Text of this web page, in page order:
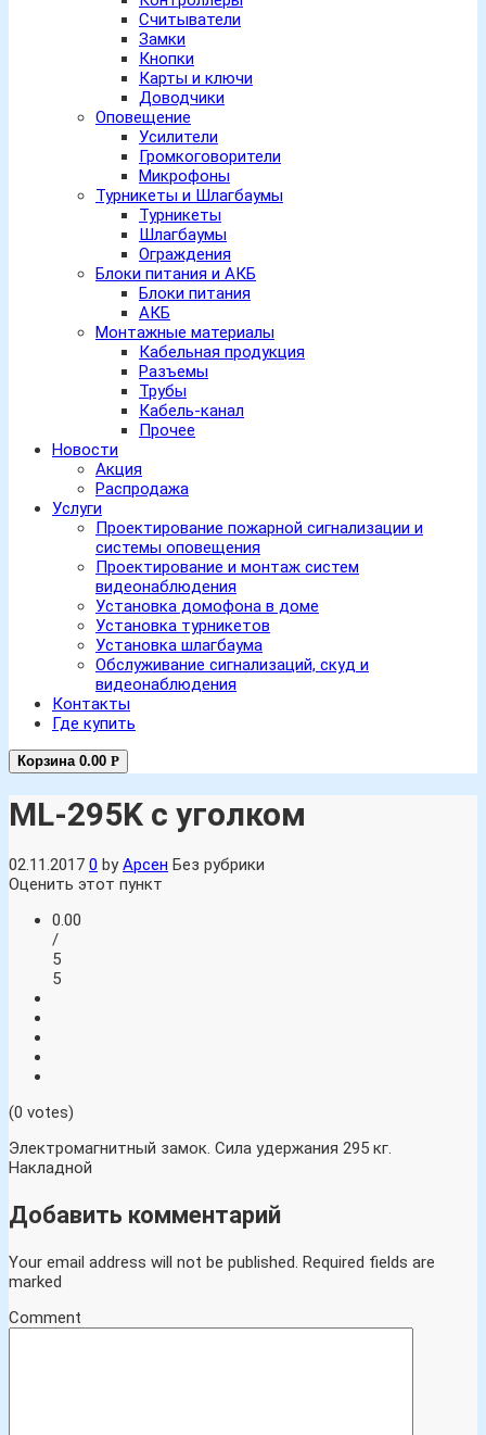
Считыватели
Замки
Кнопки
Карты и ключи
Доводчики
Оповещение
Усилители
Громкоговорители
Микрофоны
Турникеты и Шлагбаумы
Турникеты
Шлагбаумы
Ограждения
Блоки питания и АКБ
Блоки питания
АКБ
Монтажные материалы
Кабельная продукция
Разъемы
Трубы
Кабель-канал
Прочее
Новости
Акция
Распродажа
Услуги
Проектирование пожарной сигнализации и
системы оповещения
Проектирование и монтаж систем
видеонаблюдения
Установка домофона в доме
Установка турникетов
Установка шлагбаума
Обслуживание сигнализаций, скуд и
видеонаблюдения
Контакты
Где купить
Корзина 0.00 Р
ML-295K с уголком
02.11.2017 0 byАрсен Без рубрики
Оценить этот пункт
0.00
/
5
5
(0 votes)
Электромагнитный замок. Сила удержания 295 кг.
Накладной
Добавить комментарий
Your email address will not be published. Required fields are
marked
Comment